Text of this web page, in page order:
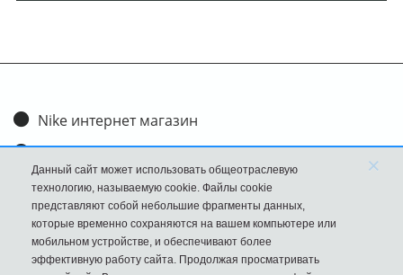
Nike интернет магазин
Доставка и оплата
Обмен и возврат
Размеры
FAQ
Данный сайт может использовать общеотраслевую
технологию, называемую cookie. Файлы cookie
представляют собой небольшие фрагменты данных,
которые временно сохраняются на вашем компьютере или
мобильном устройстве, и обеспечивают более
эффективную работу сайта. Продолжая просматривать
×